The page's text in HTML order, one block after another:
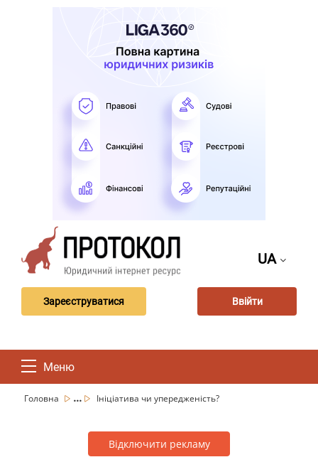
UA
Зареєструватися Ввійти
Меню
Головна ... Ініціатива чи упередженість?
Відключити рекламу